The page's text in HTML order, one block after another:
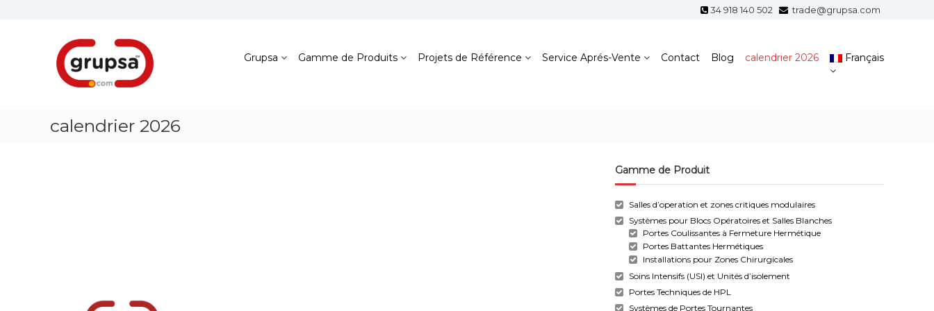
34 918 140 502 trade@grupsa.com
Grupsa
Accesos
que
conectan
personas
Grupsa Gamme de Produits Projets de Référence Service Aprés-Vente Contact Blog calendrier 2026 Français
calendrier 2026
Gamme de Produit
Salles d’operation et zones critiques modulaires
Systèmes pour Blocs Opératoires et Salles Blanches
Portes Coulissantes à Fermeture Hermétique
Portes Battantes Hermétiques
Installations pour Zones Chirurgicales
Soins Intensifs (USI) et Unités d’isolement
Portes Techniques de HPL
Systèmes de Portes Tournantes